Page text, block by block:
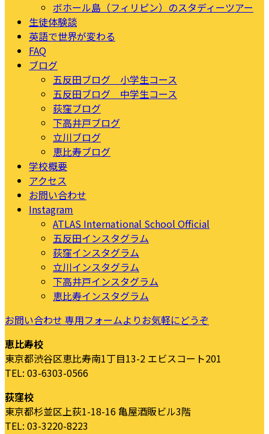
ボホール島（フィリピン）のスタディーツアー
生徒体験談
英語で世界が変わる
FAQ
ブログ
五反田ブログ 小学生コース
五反田ブログ 中学生コース
荻窪ブログ
下高井戸ブログ
立川ブログ
恵比寿ブログ
学校概要
アクセス
お問い合わせ
Instagram
ATLAS International School Official
五反田インスタグラム
荻窪インスタグラム
立川インスタグラム
下高井戸インスタグラム
恵比寿インスタグラム
お問い合わせ 専用フォームよりお気軽にどうぞ
恵比寿校
東京都渋谷区恵比寿南1丁目13-2 エビスコート201
TEL: 03-6303-0566
荻窪校
東京都杉並区上荻1-18-16 亀屋酒販ビル3階
TEL: 03-3220-8223